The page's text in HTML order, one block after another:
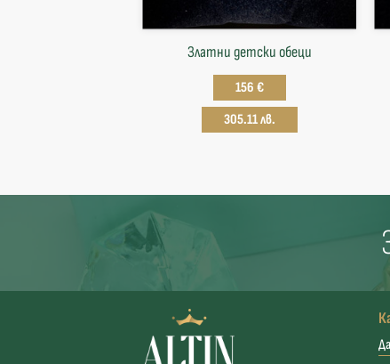
Златни детски обеци
156 €
305.11 лв.